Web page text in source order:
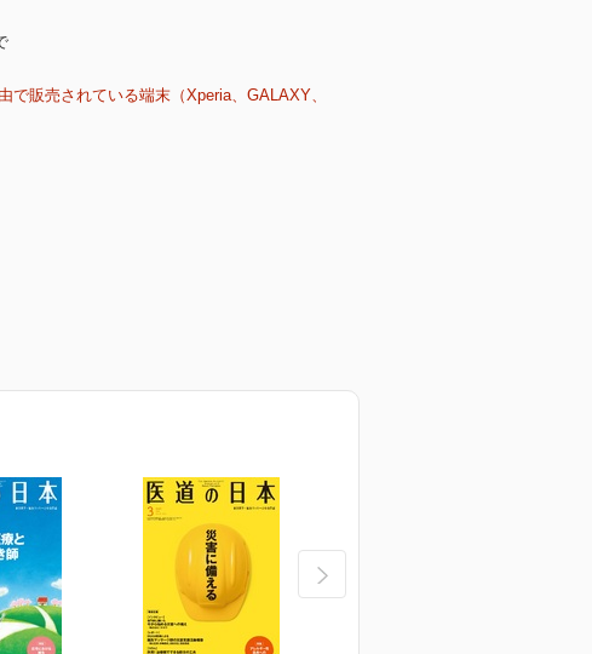
販売されている端末（Xperia、GALAXY、